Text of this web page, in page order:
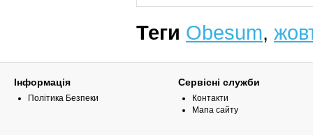
Теги Obesum,
Інформація
Політика Безпеки
Сервісні служби
Контакти
Мапа сайту